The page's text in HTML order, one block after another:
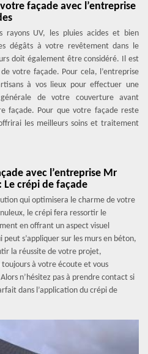
façade avec l’entreprise
rayons UV, les pluies acides et bien
dégâts à votre revêtement dans le
doit également être considéré. Il est
votre façade. Pour cela, l’entreprise
à vos lieux pour effectuer une
de votre couverture avant
façade. Pour que votre façade reste
les meilleurs soins et traitement
avec l’entreprise Mr
Le crépi de façade
qui optimisera le charme de votre
le crépi fera ressortir le
en offrant un aspect visuel
s’appliquer sur les murs en béton,
la réussite de votre projet,
à votre écoute et vous
n’hésitez pas à prendre contact si
dans l’application du crépi de